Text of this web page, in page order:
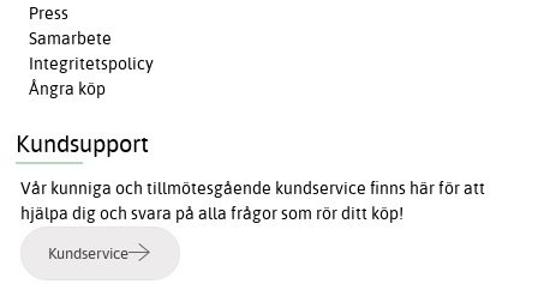
Press
Samarbete
Integritetspolicy
Ångra köp
Kundsupport
Vår kunniga och tillmötesgående kundservice finns här för att
hjälpa dig och svara på alla frågor som rör ditt köp!
Kundservice